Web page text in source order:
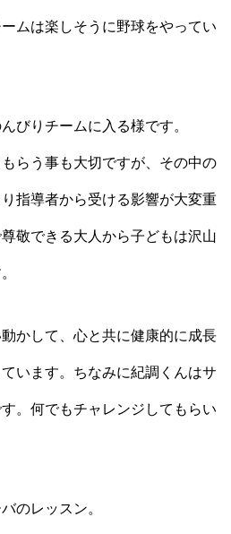
ムは楽しそうに野球をやってい
びりチームに入る様です。
らう事も大切ですが、その中の
指導者から受ける影響が大変重
敬できる大人から子どもは沢山
かして、心と共に健康的に成長
います。ちなみに紀調くんはサ
。何でもチャレンジしてもらい
のレッスン。